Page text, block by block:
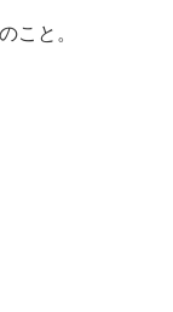
こと。